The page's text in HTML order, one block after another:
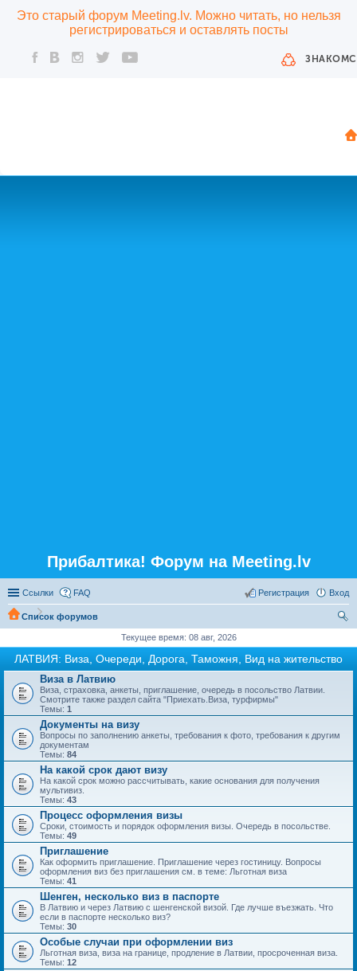
Это старый форум Meeting.lv. Можно читать, но нельзя
регистрироваться и оставлять посты
Прибалтика! Форум на Meeting.lv
Ссылки FAQ Вход
Регистрация
Список форумов
Текущее время: 08 авг, 2026
ЛАТВИЯ: Виза, Очереди, Дорога, Таможня, Вид на жительство
Виза в Латвию
Виза, страховка, анкеты, приглашение, очередь в посольство Латвии.
Смотрите также раздел сайта "Приехать.Виза, турфирмы"
Темы: 1
Документы на визу
Вопросы по заполнению анкеты, требования к фото, требования к другим
документам
Темы: 84
На какой срок дают визу
На какой срок можно рассчитывать, какие основания для получения
мультивиз.
Темы: 43
Процесс оформления визы
Сроки, стоимость и порядок оформления визы. Очередь в посольстве.
Темы: 49
Приглашение
Как оформить приглашение. Приглашение через гостиницу. Вопросы
оформления виз без приглашения см. в теме: Льготная виза
Темы: 41
Шенген, несколько виз в паспорте
В Латвию и через Латвию с шенгенской визой. Где лучше въезжать. Что
если в паспорте несколько виз?
Темы: 30
Особые случаи при оформлении виз
Льготная виза, виза на границе, продление в Латвии, просроченная виза.
Темы: 12